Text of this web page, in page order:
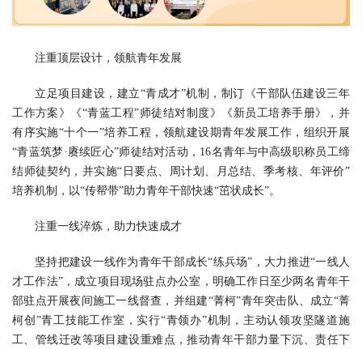
注重顶层设计，领航青年发展
立足项目建设，建立“青成才”机制，制订《干部队伍建设三年
工作方案》《“青蓝工程”师徒结对制度》《新员工培养手册》，并
有序实施“十个一”培养工程，领航建设期青年发展工作，组织开展
“青蓝筑梦·赓续匠心”师徒结对活动，16名青年与中高级职称员工缔
结师徒契约，并实施“日要点、周计划、月总结、季考核、年评价”
培养机制，以“传帮带”助力青年干部快速“茁状成长”。
注重一线淬炼，助力快速成才
坚持把建设一线作为青年干部成长“练兵场”，大力推进“一线人
才工作法”，成立项目现场驻点办公室，明确工作日至少两名青年干
部驻点开展夜间施工一线督查，并组建“菁柯”青年突击队、成立“菁
柯创”青工技能工作室，实行“青领办”机制，主动认领攻坚隧道施
工、管线迁改等项目建设重难点，推动青年干部力量下沉、责任下